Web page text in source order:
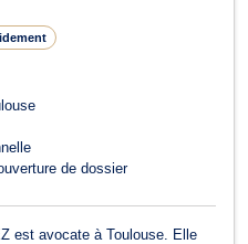
de dossier
est avocate à Toulouse. Elle